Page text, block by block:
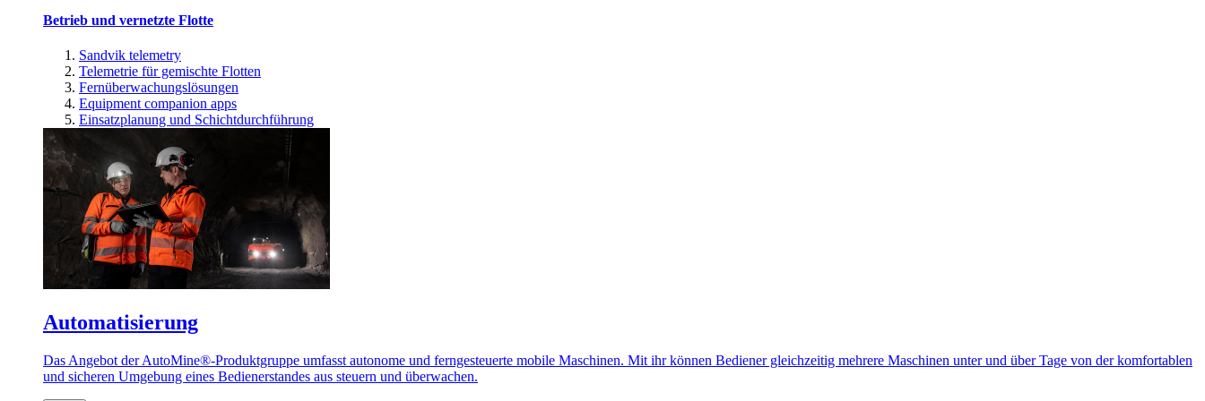
Betrieb und vernetzte Flotte
Sandvik telemetry
Telemetrie für gemischte Flotten
Fernüberwachungslösungen
Equipment companion apps
Einsatzplanung und Schichtdurchführung
Automatisierung
Das Angebot der AutoMine®-Produktgruppe umfasst autonome und ferngesteuerte mobile Maschinen. Mit ihr können Bediener gleichzeitig mehrere Maschinen unter und über Tage von der komfortablen
und sicheren Umgebung eines Bedienerstandes aus steuern und überwachen.